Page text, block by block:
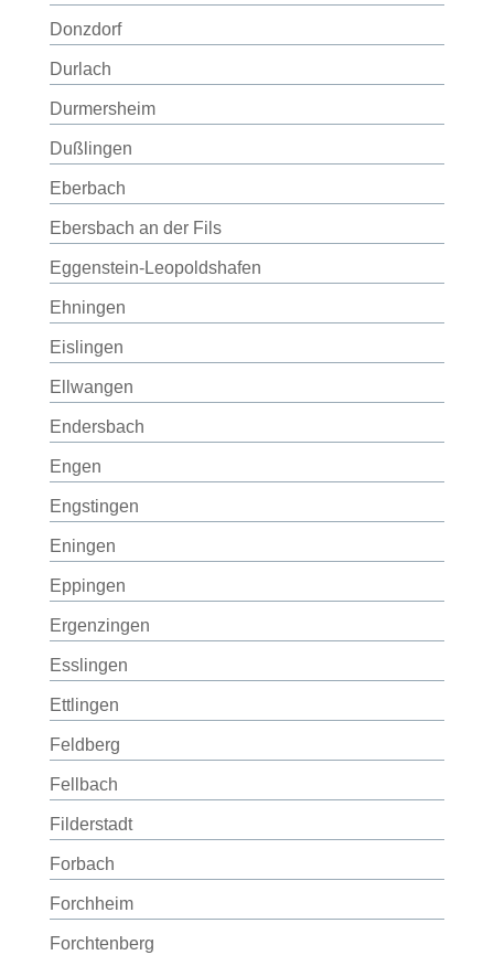
Donzdorf
Durlach
Durmersheim
Dußlingen
Eberbach
Ebersbach an der Fils
Eggenstein-Leopoldshafen
Ehningen
Eislingen
Ellwangen
Endersbach
Engen
Engstingen
Eningen
Eppingen
Ergenzingen
Esslingen
Ettlingen
Feldberg
Fellbach
Filderstadt
Forbach
Forchheim
Forchtenberg